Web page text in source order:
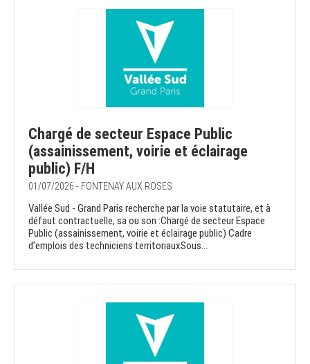
Chargé de secteur Espace Public
(assainissement, voirie et éclairage
public) F/H
01/07/2026 - FONTENAY AUX ROSES
Vallée Sud - Grand Paris recherche par la voie statutaire, et à
défaut contractuelle, sa ou son :Chargé de secteur Espace
Public (assainissement, voirie et éclairage public) Cadre
d’emplois des techniciens territoriauxSous...